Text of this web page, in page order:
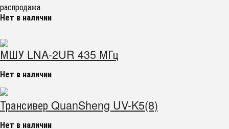
распродажа
Нет в наличии
МШУ LNA-2UR 435 МГц
Нет в наличии
Трансивер QuanSheng UV-K5(8)
Нет в наличии